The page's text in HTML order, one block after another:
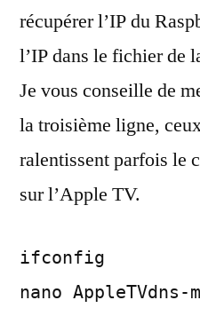
récupérer l’IP du
l’IP dans le fichier de
Je vous conseille de
la troisième ligne,
ralentissent parfois le
sur l’Apple TV.
ifconfig
nano